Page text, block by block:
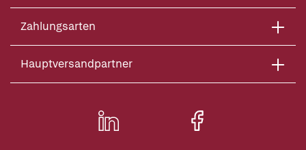
Zahlungsarten
Hauptversandpartner